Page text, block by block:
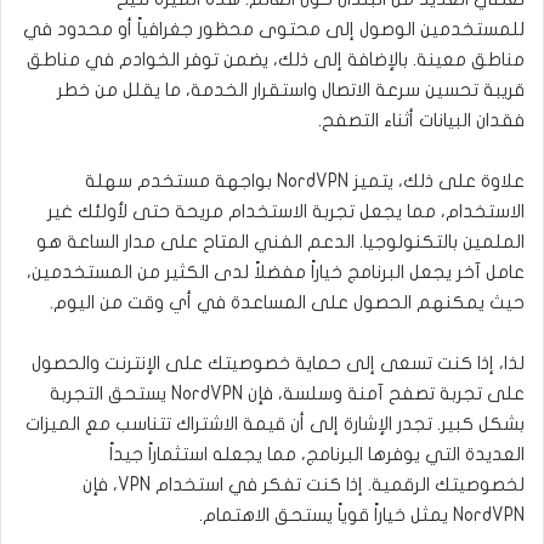
للمستخدمين الوصول إلى محتوى محظور جغرافياً أو محدود في
مناطق معينة. بالإضافة إلى ذلك، يضمن توفر الخوادم في مناطق
قريبة تحسين سرعة الاتصال واستقرار الخدمة، ما يقلل من خطر
فقدان البيانات أثناء التصفح.
علاوة على ذلك، يتميز NordVPN بواجهة مستخدم سهلة
الاستخدام، مما يجعل تجربة الاستخدام مريحة حتى لأولئك غير
الملمين بالتكنولوجيا. الدعم الفني المتاح على مدار الساعة هو
عامل آخر يجعل البرنامج خياراً مفضلاً لدى الكثير من المستخدمين،
حيث يمكنهم الحصول على المساعدة في أي وقت من اليوم.
لذا، إذا كنت تسعى إلى حماية خصوصيتك على الإنترنت والحصول
على تجربة تصفح آمنة وسلسة، فإن NordVPN يستحق التجربة
بشكل كبير. تجدر الإشارة إلى أن قيمة الاشتراك تتناسب مع الميزات
العديدة التي يوفرها البرنامج، مما يجعله استثماراً جيداً
لخصوصيتك الرقمية. إذا كنت تفكر في استخدام VPN، فإن
NordVPN يمثل خياراً قوياً يستحق الاهتمام.